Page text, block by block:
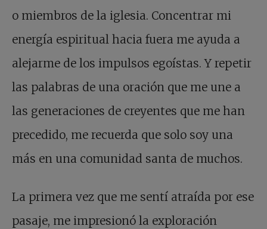
o miembros de la iglesia. Concentrar mi
energía espiritual hacia fuera me ayuda a
alejarme de los impulsos egoístas. Y repetir
las palabras de una oración que me une a
las generaciones de creyentes que me han
precedido, me recuerda que solo soy una
más en una comunidad santa de muchos.
La primera vez que me sentí atraída por ese
pasaje, me impresionó la exploración